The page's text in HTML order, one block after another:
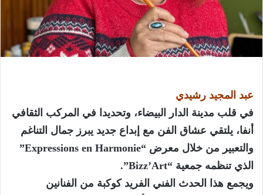
عبد المجيد رشيدي
في قلب مدينة الدار البيضاء، وتحديدا في المركب الثقافي
أنفا، يلتقي عشاق الفن مع إبداع جديد يبرز جمال التناغم
والتعبير من خلال معرض “Expressions en Harmonie”
الذي تنظمه جمعية “Bizz’Art”.
ويجمع هذا الحدث الفني الفريد كوكبة من الفنانين